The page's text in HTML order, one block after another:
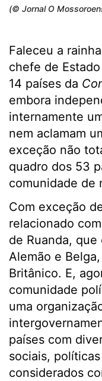
(© Jornal O
Faleceu a
chefe de
14 países da
embora
internamente
nem aclamam
exceção não
quadro dos 53
comunidade de
Com exceção
relacionado
de Ruanda,
Alemão e
Britânico. E,
comunidade
uma
países com
sociais,
considerados